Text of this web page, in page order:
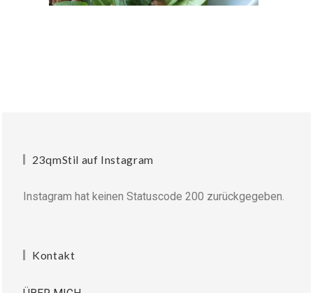
23qmStil auf Instagram
Instagram hat keinen Statuscode 200 zurückgegeben.
Kontakt